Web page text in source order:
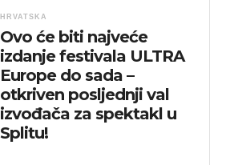
HRVATSKA
Ovo će biti najveće
izdanje festivala ULTRA
Europe do sada –
otkriven posljednji val
izvođača za spektakl u
Splitu!